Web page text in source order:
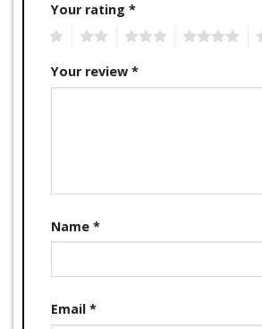
Your rating *
Your review *
Name *
Email *